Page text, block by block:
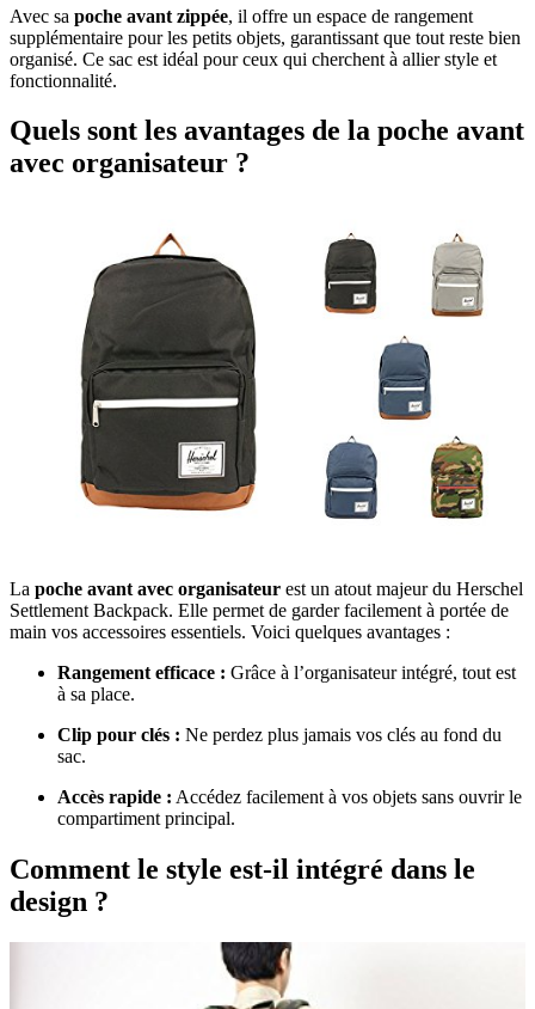
Avec sa poche avant zippée, il offre un espace de rangement
supplémentaire pour les petits objets, garantissant que tout reste bien
organisé. Ce sac est idéal pour ceux qui cherchent à allier style et
fonctionnalité.
Quels sont les avantages de la poche avant
avec organisateur ?
La poche avant avec organisateur est un atout majeur du Herschel
Settlement Backpack. Elle permet de garder facilement à portée de
main vos accessoires essentiels. Voici quelques avantages :
Rangement efficace : Grâce à l’organisateur intégré, tout est
à sa place.
Clip pour clés : Ne perdez plus jamais vos clés au fond du
sac.
Accès rapide : Accédez facilement à vos objets sans ouvrir le
compartiment principal.
Comment le style est-il intégré dans le
design ?